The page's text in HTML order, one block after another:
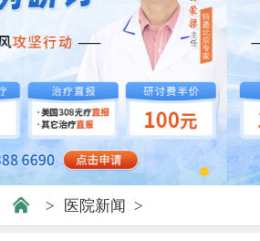
> 医院新闻 >